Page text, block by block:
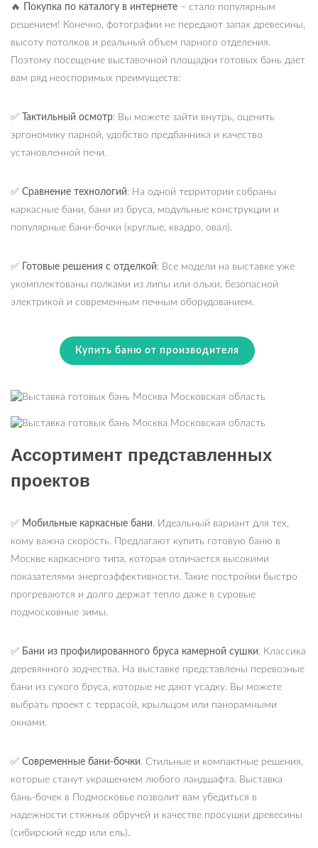
🔥 Покупка по каталогу в интернете – стало популярным
решением! Конечно, фотографии не передают запах древесины,
высоту потолков и реальный объем парного отделения.
Поэтому посещение выставочной площадки готовых бань дает
вам ряд неоспоримых преимуществ:
✅ Тактильный осмотр: Вы можете зайти внутрь, оценить
эргономику парной, удобство предбанника и качество
установленной печи.
✅ Сравнение технологий: На одной территории собраны
каркасные бани, бани из бруса, модульные конструкции и
популярные бани-бочки (круглые, квадро, овал).
✅ Готовые решения с отделкой: Все модели на выставке уже
укомплектованы полками из липы или ольхи, безопасной
электрикой и современным печным оборудованием.
Купить баню от производителя
Ассортимент представленных
проектов
✅ Мобильные каркасные бани. Идеальный вариант для тех,
кому важна скорость. Предлагают купить готовую баню в
Москве каркасного типа, которая отличается высокими
показателями энергоэффективности. Такие постройки быстро
прогреваются и долго держат тепло даже в суровые
подмосковные зимы.
✅ Бани из профилированного бруса камерной сушки. Классика
деревянного зодчества. На выставке представлены перевозные
бани из сухого бруса, которые не дают усадку. Вы можете
выбрать проект с террасой, крыльцом или панорамными
окнами.
✅ Современные бани-бочки. Стильные и компактные решения,
которые станут украшением любого ландшафта. Выставка
бань-бочек в Подмосковье позволит вам убедиться в
надежности стяжных обручей и качестве просушки древесины
(сибирский кедр или ель).